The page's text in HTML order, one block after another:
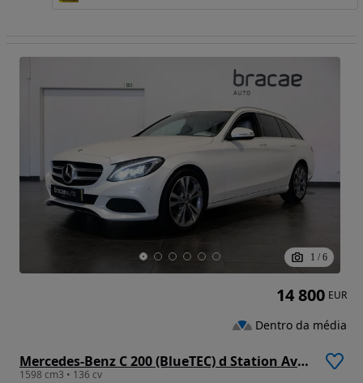
1 / 6
Mercedes-Benz C 200 (BlueTEC) d Station Avantgarde
1598 cm3 • 136 cv
14 800 EUR
Dentro da média